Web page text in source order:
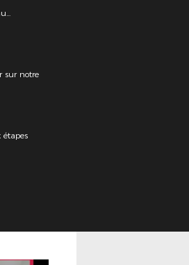
sur notre
étapes